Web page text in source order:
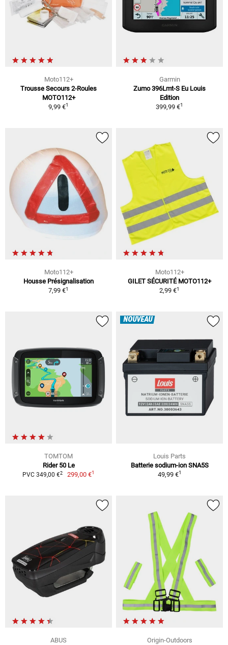
Moto112+
Trousse Secours 2-Roules
MOTO112+
9,99 €1
Garmin
Zumo 396Lmt-S Eu Louis
Edition
399,99 €1
Moto112+
Housse Présignalisation
7,99 €1
Moto112+
GILET SÉCURITÉ MOTO112+
2,99 €1
TOMTOM
Rider 50 Le
PVC 349,00 €2 299,00 €1
NOUVEAU
Louis Parts
Batterie sodium-ion SNA5S
49,99 €1
ABUS Origin-Outdoors